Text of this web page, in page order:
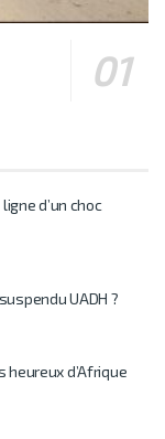
d’un choc
UADH ?
heureux d’Afrique